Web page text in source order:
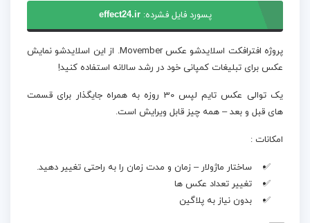
پسورد فایل فشرده:effect24.ir
پروژه افترافکت اسلایدشو عکس Movember. از این اسلایدشو نمایش
عکس برای تبلیغات کمپانی خود در رشد سالانه استفاده کنید!
یک توالی عکس تایم لپس 30 روزه به همراه جایگذار برای قسمت
های قبل و بعد – همه چیز قابل ویرایش است.
امکانات :
ساختار ماژولار – زمان و مدت زمان را به راحتی تغییر دهید.
تغییر تعداد عکس ها
بدون نیاز به پلاگین